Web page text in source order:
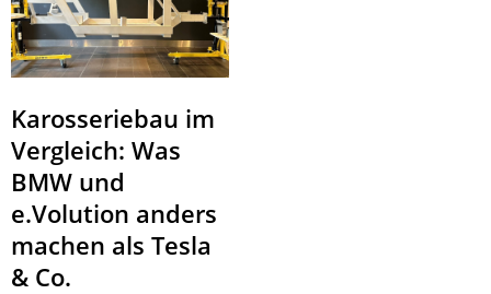
Karosseriebau im
Vergleich: Was
BMW und
e.Volution anders
machen als Tesla
& Co.